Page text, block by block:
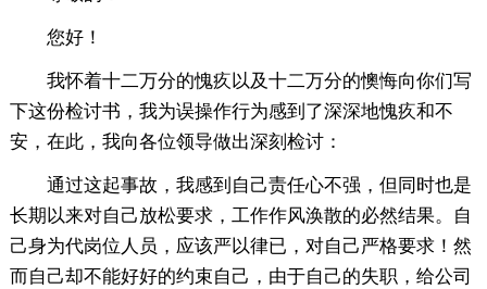
您好！
我怀着十二万分的愧疚以及十二万分的懊悔向你们写
下这份检讨书，我为误操作行为感到了深深地愧疚和不
安，在此，我向各位领导做出深刻检讨：
通过这起事故，我感到自己责任心不强，但同时也是
长期以来对自己放松要求，工作作风涣散的必然结果。自
己身为代岗位人员，应该严以律已，对自己严格要求！然
而自己却不能好好的约束自己，由于自己的失职，给公司